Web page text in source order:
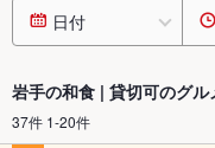
日付
岩手の和食 | 貸切可のグル
37件 1-20件